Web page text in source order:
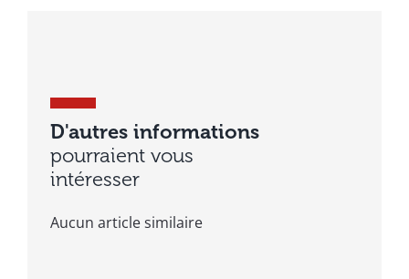
D'autres informations
pourraient vous
intéresser
Aucun article similaire